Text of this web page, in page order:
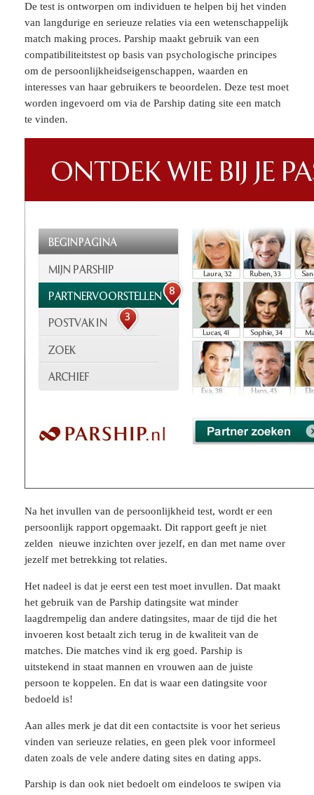
De test is ontworpen om individuen te helpen bij het vinden
van langdurige en serieuze relaties via een wetenschappelijk
match making proces. Parship maakt gebruik van een
compatibiliteitstest op basis van psychologische principes
om de persoonlijkheidseigenschappen, waarden en
interesses van haar gebruikers te beoordelen. Deze test moet
worden ingevoerd om via de Parship dating site een match
te vinden.
Na het invullen van de persoonlijkheid test, wordt er een
persoonlijk rapport opgemaakt. Dit rapport geeft je niet
zelden nieuwe inzichten over jezelf, en dan met name over
jezelf met betrekking tot relaties.
Het nadeel is dat je eerst een test moet invullen. Dat maakt
het gebruik van de Parship datingsite wat minder
laagdrempelig dan andere datingsites, maar de tijd die het
invoeren kost betaalt zich terug in de kwaliteit van de
matches. Die matches vind ik erg goed. Parship is
uitstekend in staat mannen en vrouwen aan de juiste
persoon te koppelen. En dat is waar een datingsite voor
bedoeld is!
Aan alles merk je dat dit een contactsite is voor het serieus
vinden van serieuze relaties, en geen plek voor informeel
daten zoals de vele andere dating sites en dating apps.
Parship is dan ook niet bedoelt om eindeloos te swipen via